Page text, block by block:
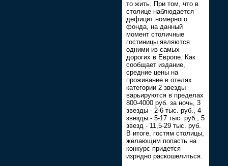
то жить. При том, что в
столице наблюдается
дефицит номерного
фонда, на данный
момент столичные
гостиницы являются
одними из самых
дорогих в Европе. Как
сообщает издание,
средние цены на
проживание в отелях
категории 2 звезды
варьируются в пределах
800-4000 руб. за ночь, 3
звезды - 2-6 тыс. руб., 4
звезды - 5-17 тыс. руб., 5
звезд - 11,5-29 тыс. руб.
В итоге, гостям столицы,
желающим попасть на
конкурс придется
изрядно раскошелиться.